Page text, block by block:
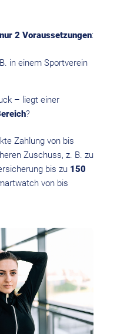
nur 2 Voraussetzungen:
in einem Sportverein
– liegt einer
?
Zahlung von bis
Zuschuss, z. B. zu
bis zu 150
von bis